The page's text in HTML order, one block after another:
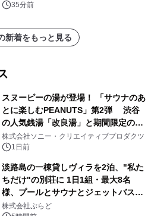
35分前
新着をもっと見る
スヌーピーの湯が登場！ 「サウナのあ
とに楽しむPEANUTS」第2弾 渋谷
の人気銭湯「改良湯」と期間限定のコ
ラボレーション サウナイキタイコラ
ボグッズも発売決定！
株式会社ソニー・クリエイティブプロダクツ
1日前
淡路島の一棟貸しヴィラを2泊、"私た
ちだけ"の別荘に 1日1組・最大8名
様、プールとサウナとジェットバス付
きで Villa Mon Temps AWAJIの連泊
株式会社ぷらど